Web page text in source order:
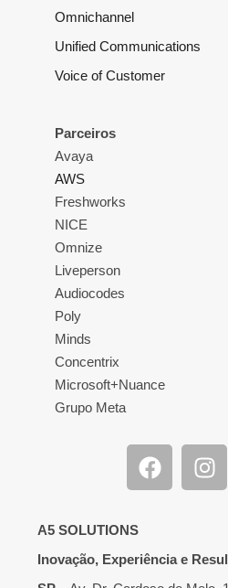
Omnichannel
Unified Communications
Voice of Customer
Parceiros
Avaya
AWS
Freshworks
NICE
Omnize
Liveperson
Audiocodes
Poly
Minds
Concentrix
Microsoft+Nuance
Grupo Meta
A5 SOLUTIONS
Inovação, Experiência e